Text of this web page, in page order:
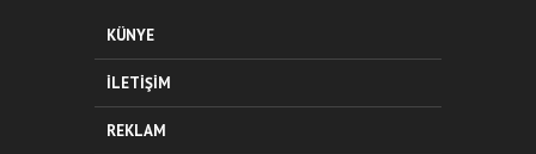
KÜNYE
İLETIŞIM
REKLAM